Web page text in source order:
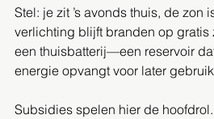
Stel: je zit ’s avonds thuis, de zon
verlichting blijft branden op gratis
een thuisbatterij—een reservoir
energie opvangt voor later
Subsidies spelen hier de